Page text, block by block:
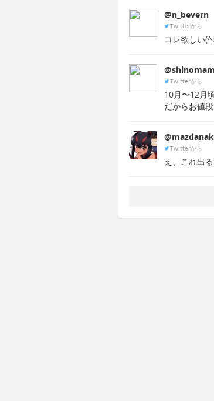
@n_bevern
Twitterから
コレ欲しい
Twitterから
10月〜12月
だからお値
Twitterから
え、これ出